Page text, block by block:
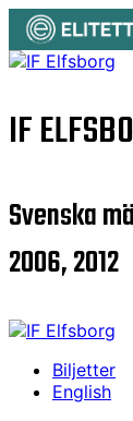
IF
Svenska
2006, 2012
Biljetter
English